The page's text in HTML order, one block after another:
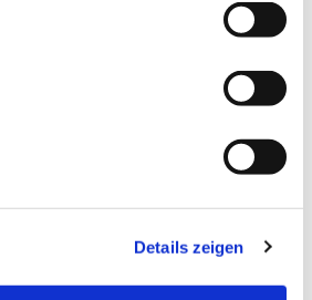
Details zeigen